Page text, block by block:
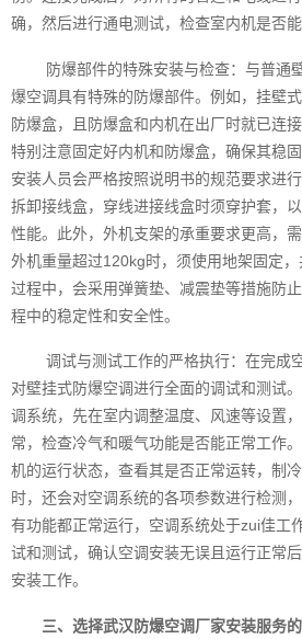
确，然后进行通电测试，检查室内机是否能
防爆部件的特殊安装与检查：与普通
爆空调具有特殊的防爆部件。例如，挂壁
防爆盒，且防爆盒和内机在出厂时就已连
特别注意固定好内机和防爆盒，确保其稳
安装人员会严格按照说明书的规范要求进
拆卸接线盒，穿线进接线盒时须穿护套，
性能。此外，外机支架的承重要求更高，
外机重量超过120kg时，须使用地架固定
过程中，会采用弹簧垫、减震垫等措施防
程中的稳定性和安全性。
调试与测试工作的严格执行：在完成
对壁挂式防爆空调进行全面的调试和测试
调系统，先在室内调整温度、风速等设置
常，检查冷气和暖气功能是否能正常工作
机的运行状态，查看其是否正常运转，制
时，还会对空调系统的各项参数进行检测
有功能都正常运行，空调系统处于zui佳工
试和测试，确认空调安装无误且运行正常
安装工作。
三、选择武汉防爆空调厂家安装服务